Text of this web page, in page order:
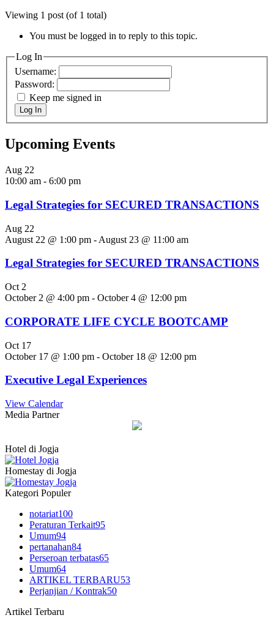
Viewing 1 post (of 1 total)
You must be logged in to reply to this topic.
Log In
Username:
Password:
Keep me signed in
Log In
Upcoming Events
Aug 22
10:00 am - 6:00 pm
Legal Strategies for SECURED TRANSACTIONS
Aug 22
August 22 @ 1:00 pm - August 23 @ 11:00 am
Legal Strategies for SECURED TRANSACTIONS
Oct 2
October 2 @ 4:00 pm - October 4 @ 12:00 pm
CORPORATE LIFE CYCLE BOOTCAMP
Oct 17
October 17 @ 1:00 pm - October 18 @ 12:00 pm
Executive Legal Experiences
View Calendar
Media Partner
Hotel di Jogja
Homestay di Jogja
Kategori Populer
notariat100
Peraturan Terkait95
Umum94
pertanahan84
Perseroan terbatas65
Umum64
ARTIKEL TERBARU53
Perjanjian / Kontrak50
Artikel Terbaru